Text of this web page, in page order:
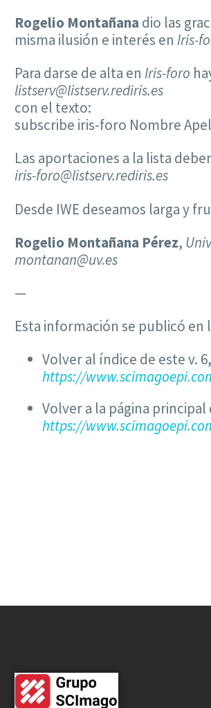
Rogelio Montañana dio las
misma ilusión e interés en Iris-
Para darse de alta en Iris-foro
listserv@listserv.rediris.es
con el texto:
subscribe iris-foro Nombre
Las aportaciones a la lista
iris-foro@listserv.rediris.es
Desde IWE deseamos larga y
Rogelio Montañana Pérez,
montanan@uv.es
—
Esta información se publicó en
Volver al índice de este v.
https://
Volver a la página principal
https://